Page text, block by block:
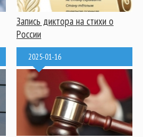
Запись диктора на стихи о
России
2025-01-16